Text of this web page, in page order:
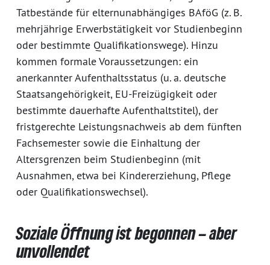
Tatbestände für elternunabhängiges BAföG (z. B.
mehrjährige Erwerbstätigkeit vor Studienbeginn
oder bestimmte Qualifikationswege). Hinzu
kommen formale Voraussetzungen: ein
anerkannter Aufenthaltsstatus (u. a. deutsche
Staatsangehörigkeit, EU-Freizügigkeit oder
bestimmte dauerhafte Aufenthaltstitel), der
fristgerechte Leistungsnachweis ab dem fünften
Fachsemester sowie die Einhaltung der
Altersgrenzen beim Studienbeginn (mit
Ausnahmen, etwa bei Kindererziehung, Pflege
oder Qualifikationswechsel).
Soziale Öffnung ist begonnen – aber
unvollendet